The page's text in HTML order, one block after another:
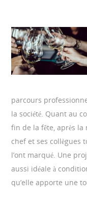
parcours
la société. Quant au
fin de la fête, après
chef et ses collègues
l’ont marqué. Une
aussi idéale à
qu’elle apporte une